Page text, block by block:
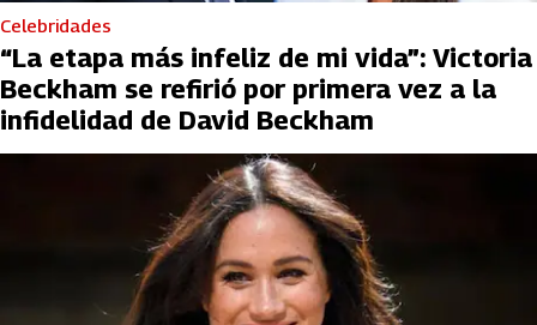
Celebridades
“La etapa más infeliz de mi vida”: Victoria
Beckham se refirió por primera vez a la
infidelidad de David Beckham